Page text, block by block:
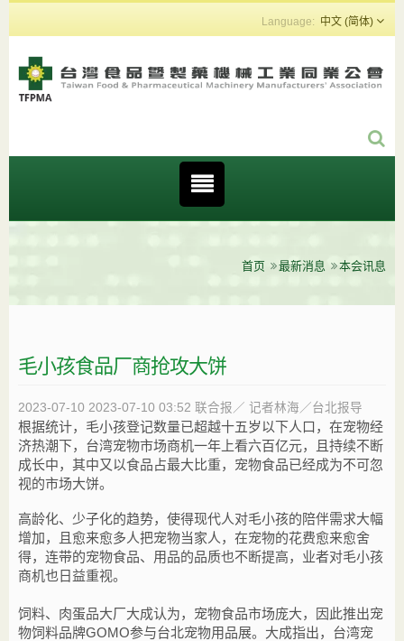
中文 (简体)
首页 最新消息 本会讯息
毛小孩食品厂商抢攻大饼
2023-07-10 2023-07-10 03:52 联合报／ 记者林海／台北报导
根据统计，毛小孩登记数量已超越十五岁以下人口，在宠物经
济热潮下，台湾宠物市场商机一年上看六百亿元，且持续不断
成长中，其中又以食品占最大比重，宠物食品已经成为不可忽
视的市场大饼。
高龄化、少子化的趋势，使得现代人对毛小孩的陪伴需求大幅
增加，且愈来愈多人把宠物当家人，在宠物的花费愈来愈舍
得，连带的宠物食品、用品的品质也不断提高，业者对毛小孩
商机也日益重视。
饲料、肉蛋品大厂大成认为，宠物食品市场庞大，因此推出宠
物饲料品牌GOMO参与台北宠物用品展。大成指出，台湾宠